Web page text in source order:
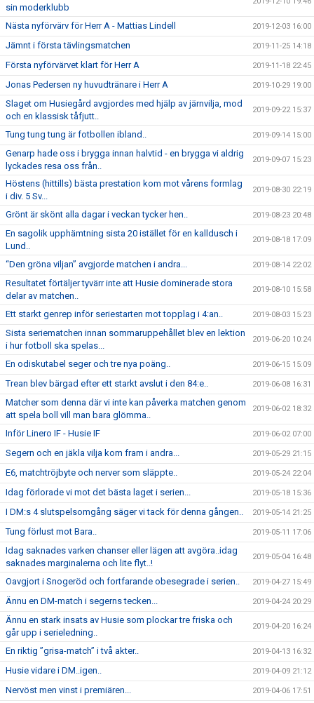
sin moderklubb
Nästa nyförvärv för Herr A - Mattias Lindell 2019-12-03 16:00
Jämnt i första tävlingsmatchen 2019-11-25 14:18
Första nyförvärvet klart för Herr A 2019-11-18 22:45
Jonas Pedersen ny huvudtränare i Herr A 2019-10-29 19:00
Slaget om Husiegård avgjordes med hjälp av järnvilja, mod
och en klassisk tåfjutt..
2019-09-22 15:37
Tung tung tung är fotbollen ibland.. 2019-09-14 15:00
Genarp hade oss i brygga innan halvtid - en brygga vi aldrig
lyckades resa oss från..
2019-09-07 15:23
Höstens (hittills) bästa prestation kom mot vårens formlag
i div. 5 Sv...
2019-08-30 22:19
Grönt är skönt alla dagar i veckan tycker hen.. 2019-08-23 20:48
En sagolik upphämtning sista 20 istället för en kalldusch i
Lund..
2019-08-18 17:09
“Den gröna viljan” avgjorde matchen i andra... 2019-08-14 22:02
Resultatet förtäljer tyvärr inte att Husie dominerade stora
delar av matchen..
2019-08-10 15:58
Ett starkt genrep inför seriestarten mot topplag i 4:an.. 2019-08-03 15:23
Sista seriematchen innan sommaruppehållet blev en lektion
i hur fotboll ska spelas...
2019-06-20 10:24
En odiskutabel seger och tre nya poäng.. 2019-06-15 15:09
Trean blev bärgad efter ett starkt avslut i den 84:e.. 2019-06-08 16:31
Matcher som denna där vi inte kan påverka matchen genom
att spela boll vill man bara glömma..
2019-06-02 18:32
Inför Linero IF - Husie IF 2019-06-02 07:00
Segern och en jäkla vilja kom fram i andra... 2019-05-29 21:15
E6, matchtröjbyte och nerver som släppte.. 2019-05-24 22:04
Idag förlorade vi mot det bästa laget i serien... 2019-05-18 15:36
I DM:s 4 slutspelsomgång säger vi tack för denna gången.. 2019-05-14 21:25
Tung förlust mot Bara.. 2019-05-11 17:06
Idag saknades varken chanser eller lägen att avgöra..idag
saknades marginalerna och lite flyt..!
2019-05-04 16:48
Oavgjort i Snogeröd och fortfarande obesegrade i serien.. 2019-04-27 15:49
Ännu en DM-match i segerns tecken... 2019-04-24 20:29
Ännu en stark insats av Husie som plockar tre friska och
går upp i serieledning..
2019-04-20 16:24
En riktig ”grisa-match” i två akter.. 2019-04-13 16:32
Husie vidare i DM..igen.. 2019-04-09 21:12
Nervöst men vinst i premiären... 2019-04-06 17:51